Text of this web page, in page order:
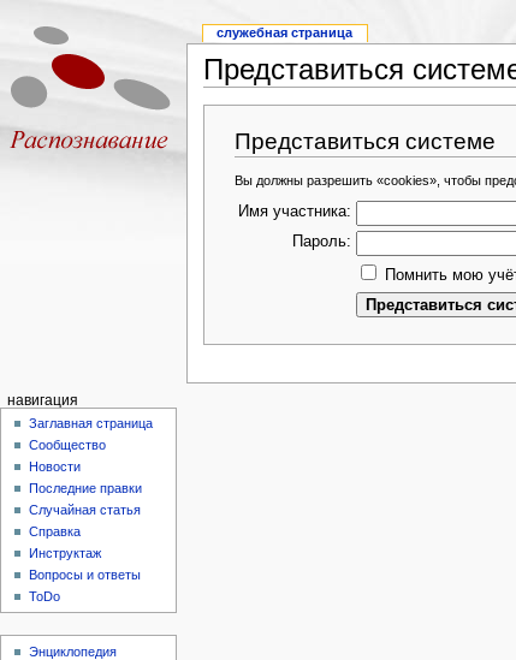
Представиться
Представиться системе
Вы должны разрешить «cookies», чтобы
Имя участника:
Пароль:
Помнить мою
служебная страница
навигация
Заглавная страница
Сообщество
Новости
Последние правки
Случайная статья
Справка
Инструктаж
Вопросы и ответы
ToDo
Энциклопедия